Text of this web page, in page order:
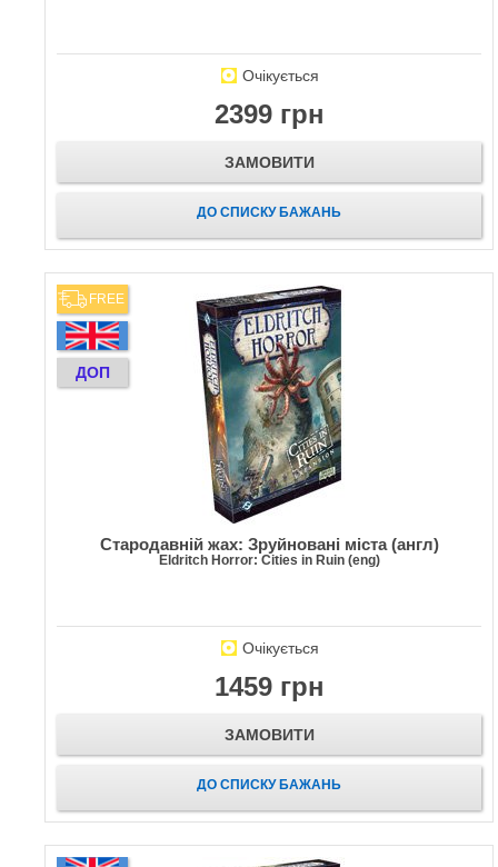
Очікується
2399 грн
ЗАМОВИТИ
ДО СПИСКУ БАЖАНЬ
FREE
ДОП
Стародавній жах: Зруйновані міста (англ)
Eldritch Horror: Cities in Ruin (eng)
Очікується
1459 грн
ЗАМОВИТИ
ДО СПИСКУ БАЖАНЬ